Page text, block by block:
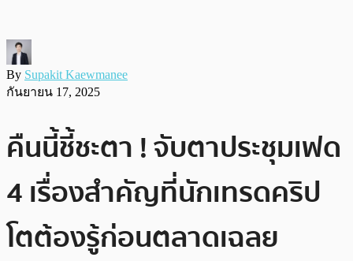
By Supakit Kaewmanee
กันยายน 17, 2025
คืนนี้ชี้ชะตา ! จับตาประชุมเฟด
4 เรื่องสำคัญที่นักเทรดคริป
โตต้องรู้ก่อนตลาดเฉลย